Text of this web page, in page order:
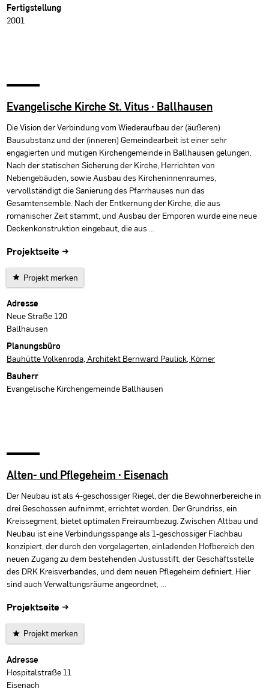
Fertigstellung
2001
Evangelische Kirche St. Vitus · Ballhausen
Die Vision der Verbindung vom Wiederaufbau der (äußeren)
Bausubstanz und der (inneren) Gemeindearbeit ist einer sehr
engagierten und mutigen Kirchengemeinde in Ballhausen gelungen.
Nach der statischen Sicherung der Kirche, Herrichten von
Nebengebäuden, sowie Ausbau des Kircheninnenraumes,
vervollständigt die Sanierung des Pfarrhauses nun das
Gesamtensemble. Nach der Entkernung der Kirche, die aus
romanischer Zeit stammt, und Ausbau der Emporen wurde eine neue
Deckenkonstruktion eingebaut, die aus …
Projektseite →
Projekt merken
Projektdaten
Adresse
Neue Straße 120
Ballhausen
Planungsbüro
Bauhütte Volkenroda, Architekt Bernward Paulick, Körner
Bauherr
Evangelische Kirchengemeinde Ballhausen
Alten- und Pflegeheim · Eisenach
Der Neubau ist als 4-geschossiger Riegel, der die Bewohnerbereiche in
drei Geschossen aufnimmt, errichtet worden. Der Grundriss, ein
Kreissegment, bietet optimalen Freiraumbezug. Zwischen Altbau und
Neubau ist eine Verbindungsspange als 1-geschossiger Flachbau
konzipiert, der durch den vorgelagerten, einladenden Hofbereich den
neuen Zugang zu dem bestehenden Justusstift, der Geschäftsstelle
des DRK Kreisverbandes, und dem neuen Pflegeheim definiert. Hier
sind auch Verwaltungsräume angeordnet, …
Projektseite →
Projekt merken
Projektdaten
Adresse
Hospitalstraße 11
Eisenach